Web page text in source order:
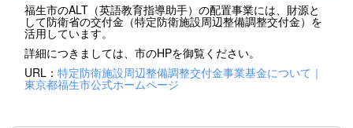
福生市のALT（英語教育指導助手）の配置事業には、財源と
して防衛省の交付金（特定防衛施設周辺整備調整交付金）を
活用しています。
詳細につきましては、市のHPを御覧ください。
URL： 特定防衛施設周辺整備調整交付金事業基金について｜
東京都福生市公式ホームページ